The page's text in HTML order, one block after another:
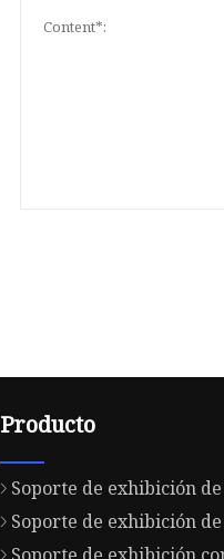
Producto
Soporte de exhibición
Soporte de exhibición